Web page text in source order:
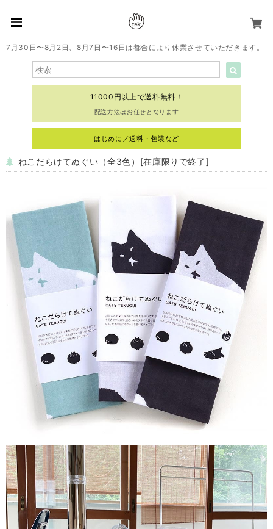
7月30日〜8月2日、8月7日〜16日は都合により休業させていただきます。
11000円以上で送料無料！
配送方法はお任せとなります
はじめに／送料・包装など
ねこだらけてぬぐい（全3色）[在庫限りで終了]